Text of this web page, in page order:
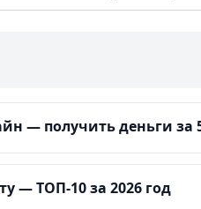
— получить деньги за
— ТОП-10 за 2026 год